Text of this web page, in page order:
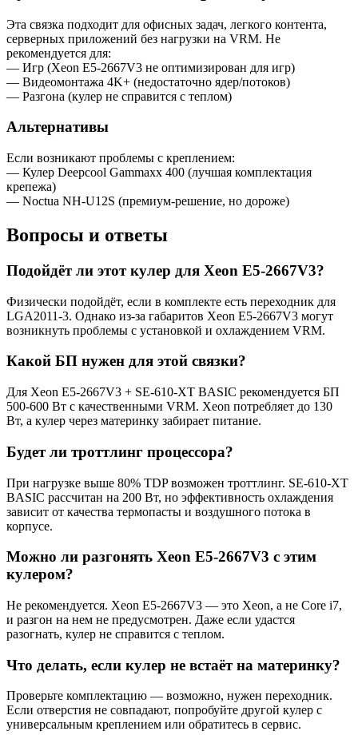
Эта связка подходит для офисных задач, легкого контента,
серверных приложений без нагрузки на VRM. Не
рекомендуется для:
— Игр (Xeon E5-2667V3 не оптимизирован для игр)
— Видеомонтажа 4K+ (недостаточно ядер/потоков)
— Разгона (кулер не справится с теплом)
Альтернативы
Если возникают проблемы с креплением:
— Кулер Deepcool Gammaxx 400 (лучшая комплектация
крепежа)
— Noctua NH-U12S (премиум-решение, но дороже)
Вопросы и ответы
Подойдёт ли этот кулер для Xeon E5-2667V3?
Физически подойдёт, если в комплекте есть переходник для
LGA2011-3. Однако из-за габаритов Xeon E5-2667V3 могут
возникнуть проблемы с установкой и охлаждением VRM.
Какой БП нужен для этой связки?
Для Xeon E5-2667V3 + SE-610-XT BASIC рекомендуется БП
500-600 Вт с качественными VRM. Xeon потребляет до 130
Вт, а кулер через материнку забирает питание.
Будет ли троттлинг процессора?
При нагрузке выше 80% TDP возможен троттлинг. SE-610-XT
BASIC рассчитан на 200 Вт, но эффективность охлаждения
зависит от качества термопасты и воздушного потока в
корпусе.
Можно ли разгонять Xeon E5-2667V3 с этим
кулером?
Не рекомендуется. Xeon E5-2667V3 — это Xeon, а не Core i7,
и разгон на нем не предусмотрен. Даже если удастся
разогнать, кулер не справится с теплом.
Что делать, если кулер не встаёт на материнку?
Проверьте комплектацию — возможно, нужен переходник.
Если отверстия не совпадают, попробуйте другой кулер с
универсальным креплением или обратитесь в сервис.